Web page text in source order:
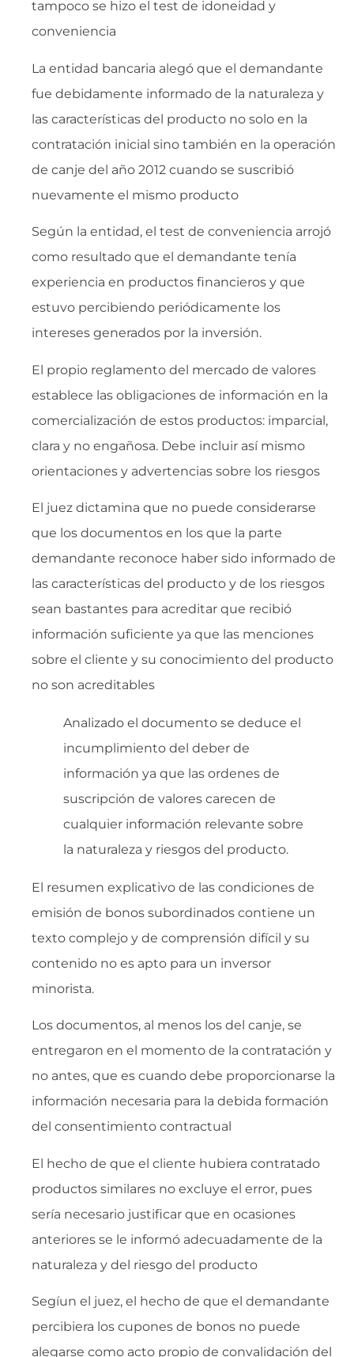
tampoco se hizo el test de idoneidad y
conveniencia
La entidad bancaria alegó que el demandante
fue debidamente informado de la naturaleza y
las características del producto no solo en la
contratación inicial sino también en la operación
de canje del año 2012 cuando se suscribió
nuevamente el mismo producto
Según la entidad, el test de conveniencia arrojó
como resultado que el demandante tenía
experiencia en productos financieros y que
estuvo percibiendo periódicamente los
intereses generados por la inversión.
El propio reglamento del mercado de valores
establece las obligaciones de información en la
comercialización de estos productos: imparcial,
clara y no engañosa. Debe incluir así mismo
orientaciones y advertencias sobre los riesgos
El juez dictamina que no puede considerarse
que los documentos en los que la parte
demandante reconoce haber sido informado de
las características del producto y de los riesgos
sean bastantes para acreditar que recibió
información suficiente ya que las menciones
sobre el cliente y su conocimiento del producto
no son acreditables
Analizado el documento se deduce el
incumplimiento del deber de
información ya que las ordenes de
suscripción de valores carecen de
cualquier información relevante sobre
la naturaleza y riesgos del producto.
El resumen explicativo de las condiciones de
emisión de bonos subordinados contiene un
texto complejo y de comprensión difícil y su
contenido no es apto para un inversor
minorista.
Los documentos, al menos los del canje, se
entregaron en el momento de la contratación y
no antes, que es cuando debe proporcionarse la
información necesaria para la debida formación
del consentimiento contractual
El hecho de que el cliente hubiera contratado
productos similares no excluye el error, pues
sería necesario justificar que en ocasiones
anteriores se le informó adecuadamente de la
naturaleza y del riesgo del producto
Segíun el juez, el hecho de que el demandante
percibiera los cupones de bonos no puede
alegarse como acto propio de convalidación del